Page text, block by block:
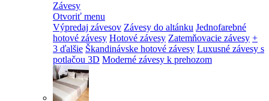
Závesy
Otvoriť menu
Výpredaj závesov Závesy do altánku Jednofarebné
hotové závesy Hotové závesy Zatemňovacie závesy +
3 ďalšie Škandinávske hotové závesy Luxusné závesy s
potlačou 3D Moderné závesy k prehozom